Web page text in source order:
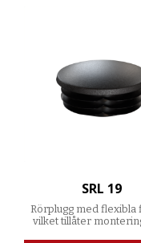
SRL 19
Rörplugg med flexibla
vilket tillåter